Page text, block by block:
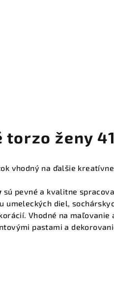
torzo ženy
vhodný na ďalšie kreatívne
sú pevné a kvalitne
umeleckých diel,
Vhodné na maľovanie
pastami a